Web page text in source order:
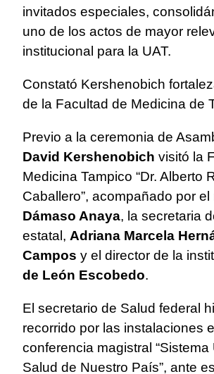
invitados especiales,
uno de los actos de mayor
institucional para la UAT.
Constató Kershenobich
de la Facultad de Medicina de
Previo a la ceremonia de
David Kershenobich visitó la
Medicina Tampico “Dr. Alberto
Caballero”, acompañado por el
Dámaso Anaya, la secretaria
estatal, Adriana Marcela
Campos y el director de la
de León Escobedo.
El secretario de Salud federal
recorrido por las instalaciones
conferencia magistral “Sistema
Salud de Nuestro País”, ante